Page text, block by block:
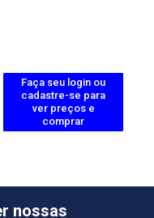
Faça seu login ou
cadastre-se para
ver preços e
comprar
nossas